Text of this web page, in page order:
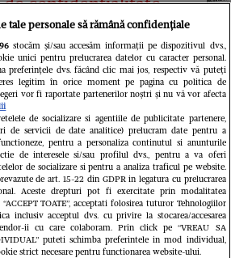
Abonamente
Contact
Decizia ONJN nr.
sunt interzise minorilor.
LINKS
tale personale să rămână confidențiale
stocăm și/sau accesăm informații pe dispozitivul dvs.,
unici pentru prelucrarea datelor cu caracter personal.
preferințele dvs. făcând clic mai jos, respectiv vă puteți
legitim în orice moment pe pagina cu politica de
vor fi raportate partenerilor noștri și nu vă vor afecta
de socializare si agentiile de publicitate partenere,
de servicii de date analitice) prelucram date pentru a
pentru a personaliza continutul si anunturile
de interesele si/sau profilul dvs., pentru a va oferi
de socializare si pentru a analiza traficul pe website.
de art. 15-22 din GDPR in legatura cu prelucrarea
Aceste drepturi pot fi exercitate prin modalitatea
TOATE”, acceptati folosirea tuturor Tehnologiilor
inclusiv acceptul dvs. cu privire la stocarea/accesarea
ii cu care colaboram. Prin click pe “VREAU SA
puteti schimba preferintele in mod individual,
strict necesare pentru functionarea website-ului.